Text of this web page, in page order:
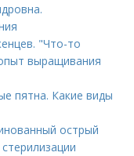
"Что-то
выращивания
пятна. Какие виды
острый